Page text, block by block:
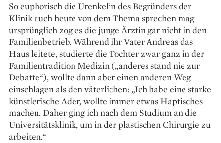
So euphorisch die Urenkelin des Begründers der
Klinik auch heute von dem Thema sprechen mag –
ursprüng­lich zog es die junge ­Ärztin gar nicht in den
Familienbetrieb. Während ihr Vater Andreas das
Haus leitete, studierte die Tochter zwar ganz in der
Familientradition Medizin („anderes stand nie zur
Debatte“), wollte dann aber einen anderen Weg
einschlagen als den väterlichen: „Ich habe eine starke
künstlerische Ader, wollte immer etwas Haptisches
machen. Daher ging ich nach dem Studium an die
Universitätsklinik, um in der plastischen Chirurgie zu
arbeiten.“